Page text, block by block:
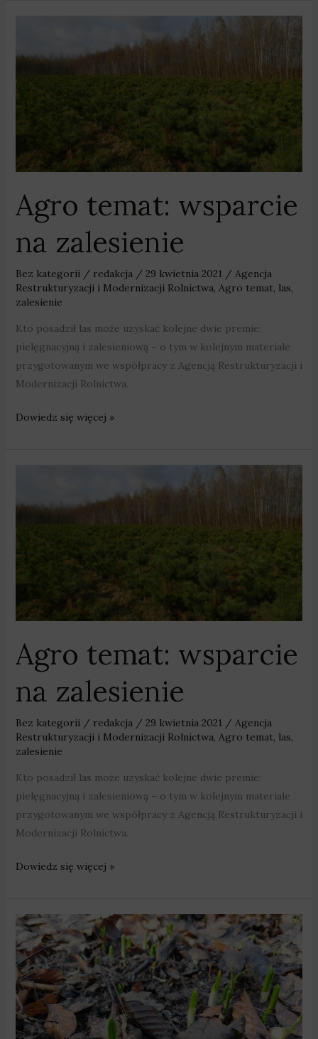
Agro temat: wsparcie
na zalesienie
Bez kategorii/ redakcja / 29 kwietnia 2021 / Agencja
Restrukturyzacji i Modernizacji Rolnictwa, Agro temat, las,
zalesienie
Kto posadził las może uzyskać kolejne dwie premie:
pielęgnacyjną i zalesieniową – o tym w kolejnym materiale
przygotowanym we współpracy z Agencją Restrukturyzacji i
Modernizacji Rolnictwa.
wsparcie
Dowiedz się więcej »
Agro temat: wsparcie
na zalesienie
Bez kategorii/ redakcja / 29 kwietnia 2021 / Agencja
Restrukturyzacji i Modernizacji Rolnictwa, Agro temat, las,
zalesienie
Kto posadził las może uzyskać kolejne dwie premie:
pielęgnacyjną i zalesieniową – o tym w kolejnym materiale
przygotowanym we współpracy z Agencją Restrukturyzacji i
Modernizacji Rolnictwa.
wsparcie
Dowiedz się więcej »
Śnieżycowy
Jar